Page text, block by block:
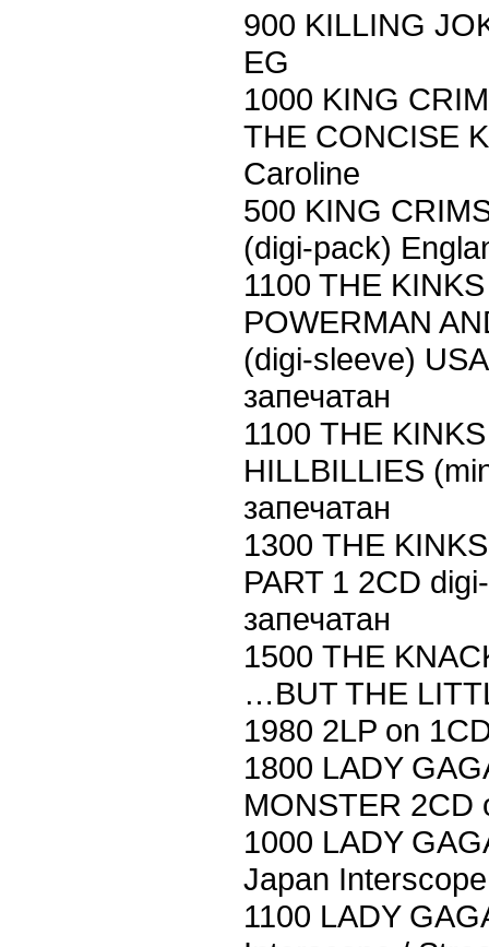
900 KILLING
EG
1000 KING
THE CONCISE
Caroline
500 KING
(digi-pack)
1100 THE
POWERMAN
(digi-sleeve)
запечатан
1100 THE
HILLBILLIES
запечатан
1300 THE
PART 1 2CD
запечатан
1500 THE
…BUT THE
1980 2LP on
1800 LADY
MONSTER 2CD
1000 LADY
Japan Interscope
1100 LADY